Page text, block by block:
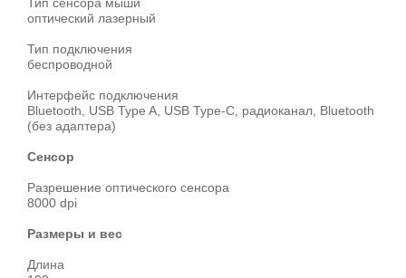
оптический лазерный
Тип подключения
беспроводной
Интерфейс подключения
Bluetooth, USB Type A, USB Type-C, радиоканал, Bluetooth
(без адаптера)
Сенсор
Разрешение оптического сенсора
8000 dpi
Размеры и вес
Длина